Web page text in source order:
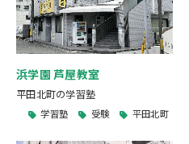
浜学園 芦屋教室
平田北町の学習塾
学習塾 受験 平田北町